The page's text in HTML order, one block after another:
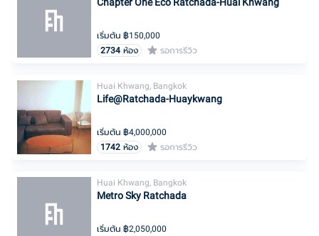
เริ่มต้น ฿150,000
2734 ห้อง รอการรีวิว
Huai Khwang, Bangkok
Life@Ratchada-Huaykwang
เริ่มต้น ฿4,000,000
1742 ห้อง รอการรีวิว
Huai Khwang, Bangkok
Metro Sky Ratchada
เริ่มต้น ฿2,050,000